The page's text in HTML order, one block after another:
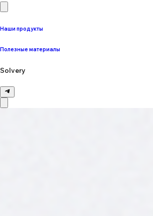
Наши продукты
Полезные материалы
Solvery